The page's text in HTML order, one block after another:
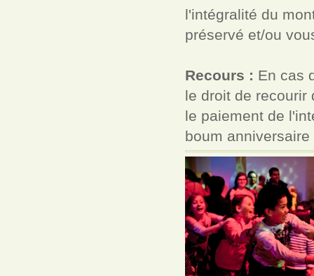
l'intégralité du
préservé et/ou
Recours : En cas
le droit de recourir
le paiement de
boum